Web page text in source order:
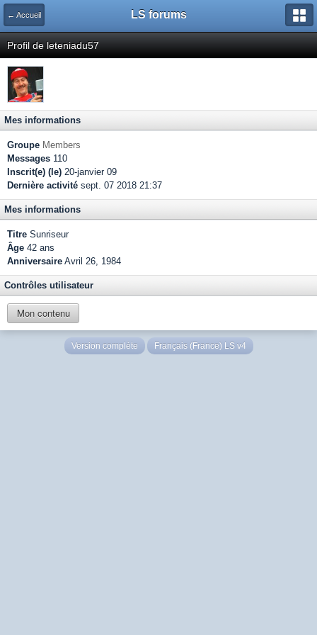
← Accueil LS forums
Profil de leteniadu57
Mes informations
Groupe Members
Messages 110
Inscrit(e) (le) 20-janvier 09
Dernière activité sept. 07 2018 21:37
Mes informations
Titre Sunriseur
Âge 42 ans
Anniversaire Avril 26, 1984
Contrôles utilisateur
Mon contenu
Version complète Français (France) LS v4